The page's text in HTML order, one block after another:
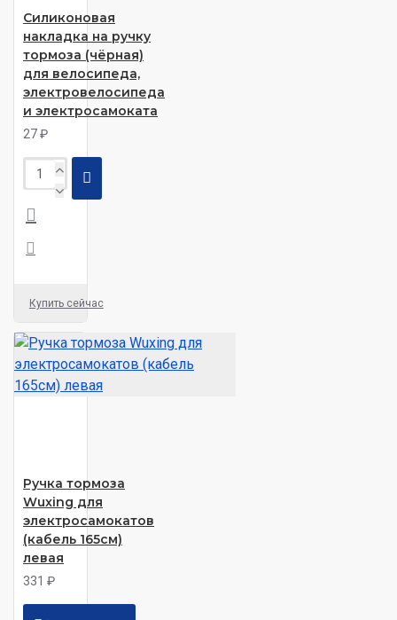
Силиконовая
накладка на ручку
тормоза (чёрная)
для велосипеда,
электровелосипеда
и электросамоката
27 ₽
Купить сейчас
Ручка тормоза
Wuxing для
электросамокатов
(кабель 165см)
левая
331 ₽